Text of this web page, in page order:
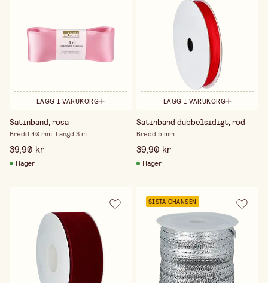
LÄGG I VARUKORG
Satinband, rosa
Bredd 40 mm. Längd 3 m.
39,90 kr
I lager
LÄGG I VARUKORG
Satinband dubbelsidigt, röd
Bredd 5 mm.
39,90 kr
I lager
SISTA CHANSEN